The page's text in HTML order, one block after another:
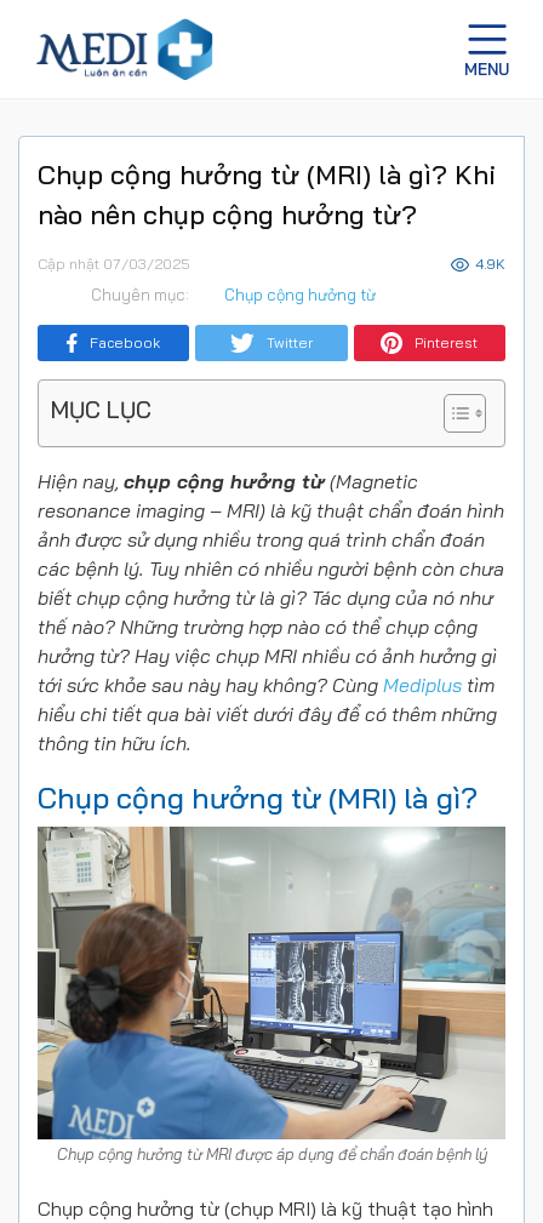
Chụp cộng hưởng từ (MRI) là gì? Khi
nào nên chụp cộng hưởng từ?
Cập nhật 07/03/2025 4.9K
Chuyên mục: Chụp cộng hưởng từ
Facebook Twitter Pinterest
MỤC LỤC
Hiện nay, chụp cộng hưởng từ(Magnetic
resonance imaging – MRI) là kỹ thuật chẩn đoán hình
ảnh được sử dụng nhiều trong quá trình chẩn đoán
các bệnh lý. Tuy nhiên có nhiều người bệnh còn chưa
biết chụp cộng hưởng từ là gì? Tác dụng của nó như
thế nào? Những trường hợp nào có thể chụp cộng
hưởng từ? Hay việc chụp MRI nhiều có ảnh hưởng gì
tới sức khỏe sau này hay không? Cùng Mediplus tìm
hiểu chi tiết qua bài viết dưới đây để có thêm những
thông tin hữu ích.
Chụp cộng hưởng từ (MRI) là gì?
Chụp cộng hưởng từ MRI được áp dụng để chẩn đoán bệnh lý
Chụp cộng hưởng từ (chụp MRI) là kỹ thuật tạo hình